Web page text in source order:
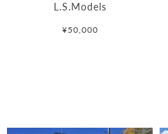
L.S.Models
¥50,000